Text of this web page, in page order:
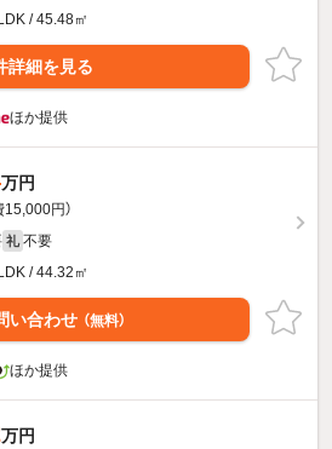
/ 45.48㎡
詳細を見る
ほか提供
万円
15,000円）
礼 不要
/ 44.32㎡
い合わせ （無料）
ほか提供
万円